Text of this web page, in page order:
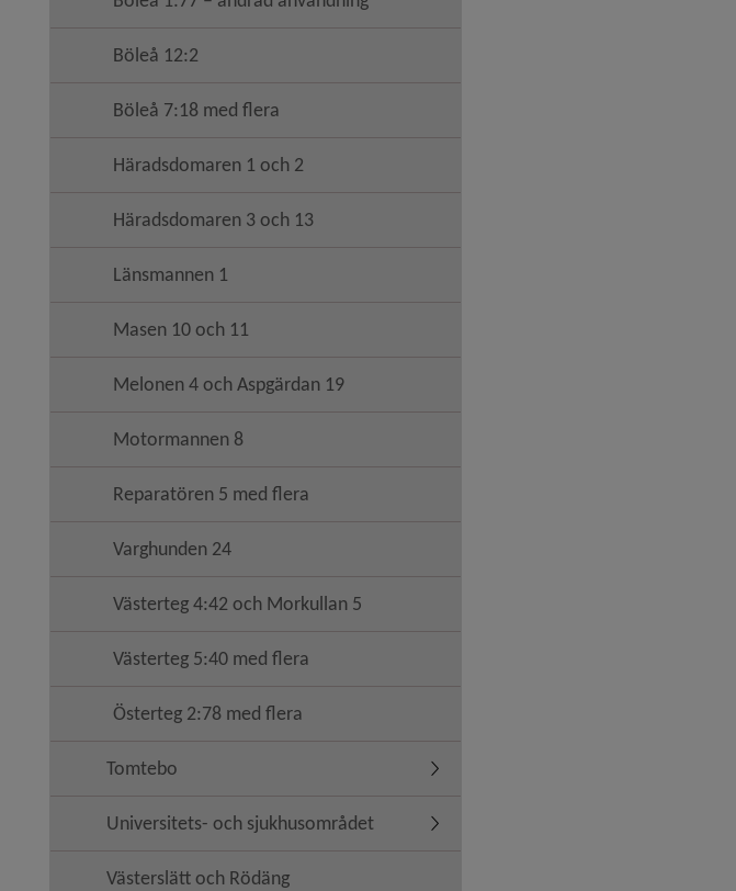
Böleå 12:2
Böleå 7:18 med flera
Häradsdomaren 1 och 2
Häradsdomaren 3 och 13
Länsmannen 1
Masen 10 och 11
Melonen 4 och Aspgärdan 19
Motormannen 8
Reparatören 5 med flera
Varghunden 24
Västerteg 4:42 och Morkullan 5
Västerteg 5:40 med flera
Österteg 2:78 med flera
Tomtebo Undermeny för Tomtebo
Universitets- och sjukhusområdet Undermeny för Universitets- och sjukhusområdet
Västerslätt och Rödäng